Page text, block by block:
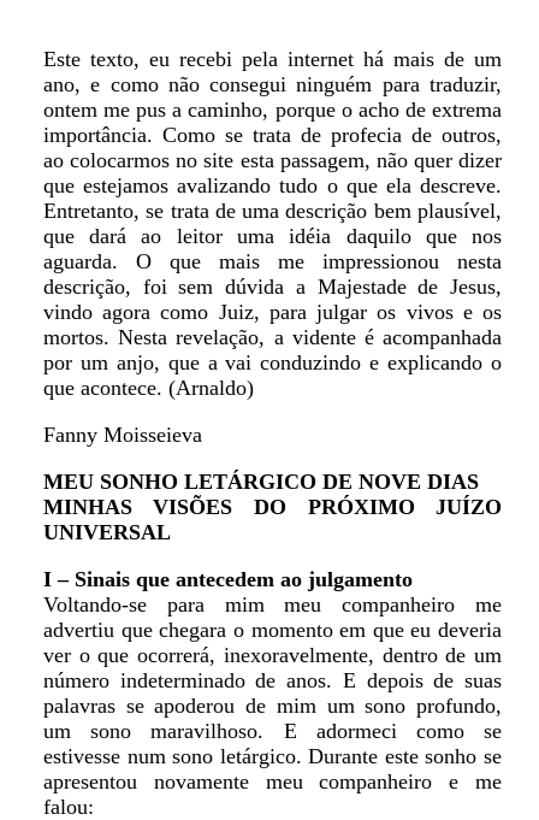
Este texto, eu recebi pela internet há mais de um
ano, e como não consegui ninguém para traduzir,
ontem me pus a caminho, porque o acho de extrema
importância. Como se trata de profecia de outros,
ao colocarmos no site esta passagem, não quer dizer
que estejamos avalizando tudo o que ela descreve.
Entretanto, se trata de uma descrição bem plausível,
que dará ao leitor uma idéia daquilo que nos
aguarda. O que mais me impressionou nesta
descrição, foi sem dúvida a Majestade de Jesus,
vindo agora como Juiz, para julgar os vivos e os
mortos. Nesta revelação, a vidente é acompanhada
por um anjo, que a vai conduzindo e explicando o
que acontece. (Arnaldo)
Fanny Moisseieva
MEU SONHO LETÁRGICO DE NOVE DIAS
MINHAS VISÕES DO PRÓXIMO JUÍZO
UNIVERSAL
I – Sinais que antecedem ao julgamento
Voltando-se para mim meu companheiro me
advertiu que chegara o momento em que eu deveria
ver o que ocorrerá, inexoravelmente, dentro de um
número indeterminado de anos. E depois de suas
palavras se apoderou de mim um sono profundo,
um sono maravilhoso. E adormeci como se
estivesse num sono letárgico. Durante este sonho se
apresentou novamente meu companheiro e me
falou: